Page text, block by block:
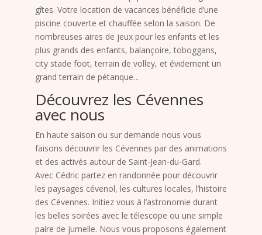
gîtes. Votre location de vacances bénéficie d’une
piscine couverte et chauffée selon la saison. De
nombreuses aires de jeux pour les enfants et les
plus grands des enfants, balançoire, toboggans,
city stade foot, terrain de volley, et évidement un
grand terrain de pétanque…
Découvrez les Cévennes
avec nous
En haute saison ou sur demande nous vous
faisons découvrir les Cévennes par des animations
et des activés autour de Saint-Jean-du-Gard.
Avec Cédric partez en randonnée pour découvrir
les paysages cévenol, les cultures locales, l’histoire
des Cévennes. Initiez vous à l’astronomie durant
les belles soirées avec le télescope ou une simple
paire de jumelle. Nous vous proposons également